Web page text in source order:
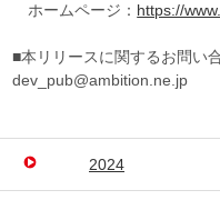
ホームページ： https://
■本リリースに関するお問い
dev_pub@ambition.ne.jp
2024